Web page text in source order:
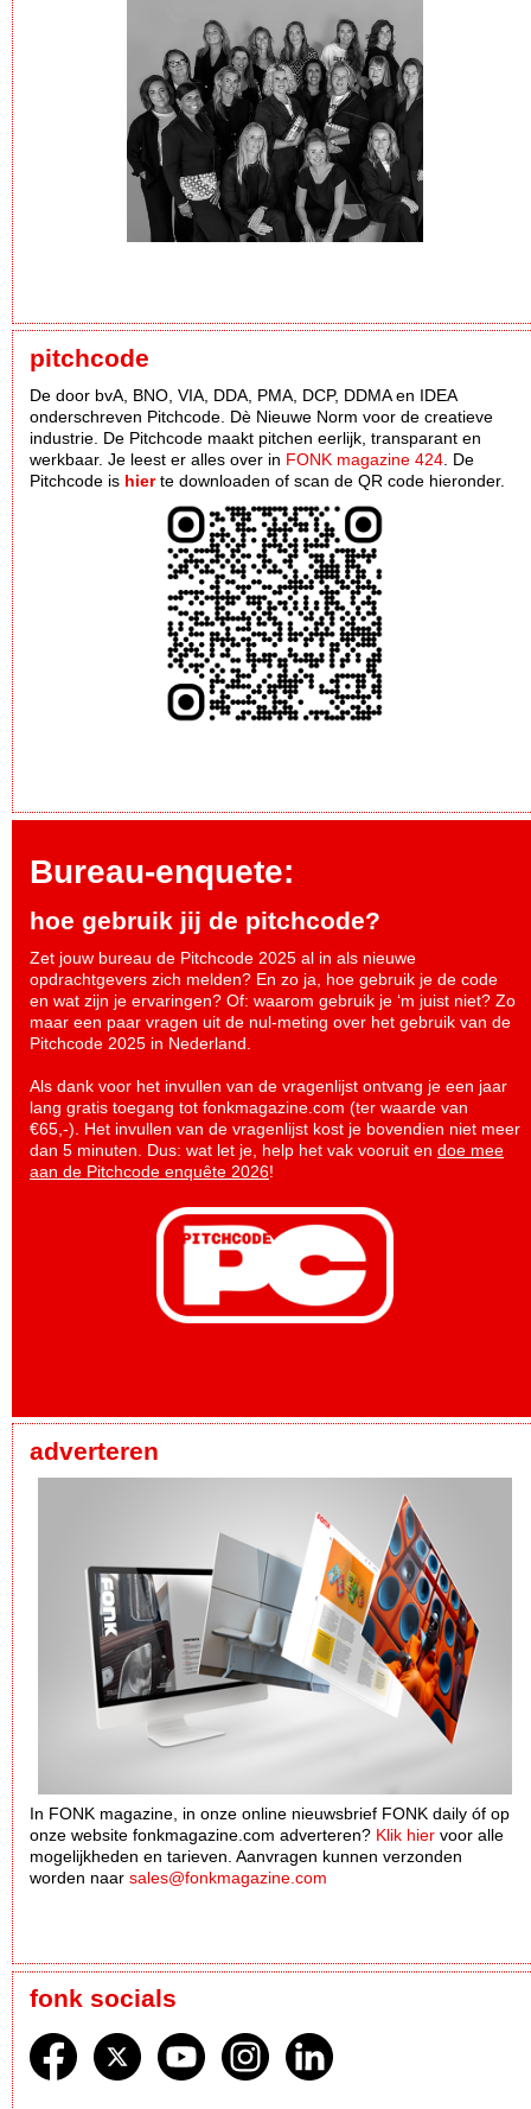
pitchcode
De door bvA, BNO, VIA, DDA, PMA, DCP, DDMA en IDEA
onderschreven Pitchcode. Dè Nieuwe Norm voor de creatieve
industrie. De Pitchcode maakt pitchen eerlijk, transparant en
werkbaar. Je leest er alles over in FONK magazine 424 . De
Pitchcode is hierte downloaden of scan de QR code hieronder.
Bureau-enquete:
hoe gebruik jij de pitchcode?
Zet jouw bureau de Pitchcode 2025 al in als nieuwe
opdrachtgevers zich melden? En zo ja, hoe gebruik je de code
en wat zijn je ervaringen? Of: waarom gebruik je ‘m juist niet? Zo
maar een paar vragen uit de nul-meting over het gebruik van de
Pitchcode 2025 in Nederland.
Als dank voor het invullen van de vragenlijst ontvang je een jaar
lang gratis toegang tot fonkmagazine.com (ter waarde van
€65,-). Het invullen van de vragenlijst kost je bovendien niet meer
dan 5 minuten. Dus: wat let je, help het vak vooruit en doe mee
aan de Pitchcode enquête 2026!
adverteren
In FONK magazine, in onze online nieuwsbrief FONK daily óf op
onze website fonkmagazine.com adverteren? Klik hier voor alle
mogelijkheden en tarieven. Aanvragen kunnen verzonden
worden naar sales@fonkmagazine.com
fonk socials